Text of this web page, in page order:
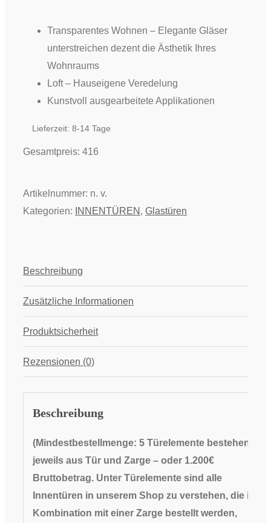
Zierlauch
Menge
Transparentes Wohnen – Elegante Gläser
unterstreichen dezent die Ästhetik Ihres
Wohnraums
Loft – Hauseigene Veredelung
Kunstvoll ausgearbeitete Applikationen
Lieferzeit: 8-14 Tage
Gesamtpreis: 416
Artikelnummer: n. v.
Kategorien:
INNENTÜREN , Glastüren
Beschreibung
Zusätzliche Informationen
Produktsicherheit
Rezensionen (0)
Beschreibung
(Mindestbestellmenge: 5 Türelemente bestehend
jeweils aus Tür und Zarge – oder 1.200€
Bruttobetrag. Unter Türelemente sind alle
Innentüren in unserem Shop zu verstehen, die in
Kombination mit einer Zarge bestellt werden,